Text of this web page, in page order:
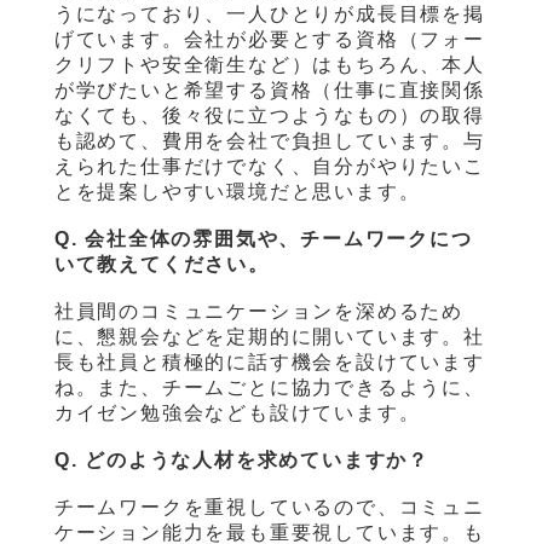
うになっており、一人ひとりが成長目標を掲
げています。会社が必要とする資格（フォー
クリフトや安全衛生など）はもちろん、本人
が学びたいと希望する資格（仕事に直接関係
なくても、後々役に立つようなもの）の取得
も認めて、費用を会社で負担しています。与
えられた仕事だけでなく、自分がやりたいこ
とを提案しやすい環境だと思います。
Q. 会社全体の雰囲気や、チームワークにつ
いて教えてください。
社員間のコミュニケーションを深めるため
に、懇親会などを定期的に開いています。社
長も社員と積極的に話す機会を設けています
ね。また、チームごとに協力できるように、
カイゼン勉強会なども設けています。
Q. どのような人材を求めていますか？
チームワークを重視しているので、コミュニ
ケーション能力を最も重要視しています。も